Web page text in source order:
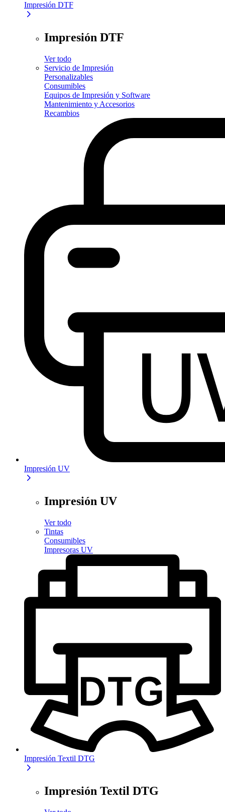
Impresión DTF
Impresión DTF
Ver todo
Servicio de Impresión
Personalizables
Consumibles
Equipos de Impresión y Software
Mantenimiento y Accesorios
Recambios
Impresión UV
Impresión UV
Ver todo
Tintas
Consumibles
Impresoras UV
Impresión Textil DTG
Impresión Textil DTG